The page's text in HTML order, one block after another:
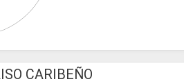
CARIBEÑO